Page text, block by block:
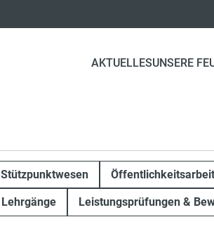
AKTUELLESUNSERE
Stützpunktwesen Öffentlichkeitsarbeit
Lehrgänge Leistungsprüfungen &